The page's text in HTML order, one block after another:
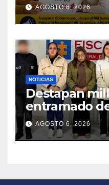
AGOSTO 6, 2026
NOTICIAS
Destapan
entramado
contratos de
AGOSTO 6, 2026